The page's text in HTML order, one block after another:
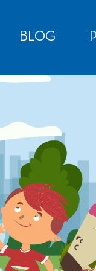
BLOG